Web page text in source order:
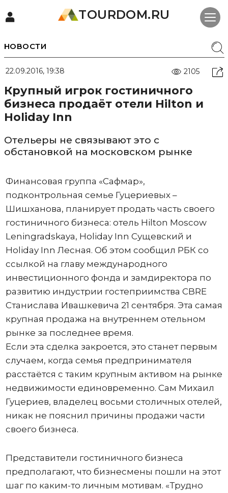
TOURDOM.RU
НОВОСТИ
22.09.2016, 19:38 2105
Крупный игрок гостиничного
бизнеса продаёт отели Hilton и
Holiday Inn
Отельеры не связывают это с
обстановкой на московском рынке
Финансовая группа «Сафмар»,
подконтрольная семье Гуцериевых –
Шишханова, планирует продать часть своего
гостиничного бизнеса: отель Hilton Moscow
Leningradskaya, Holiday Inn Сущевский и
Holiday Inn Лесная. Об этом сообщил РБК со
ссылкой на главу международного
инвестиционного фонда и замдиректора по
развитию индустрии гостеприимства CBRE
Станислава Ивашкевича 21 сентября. Эта самая
крупная продажа на внутреннем отельном
рынке за последнее время.
Если эта сделка закроется, это станет первым
случаем, когда семья предпринимателя
расстаётся с таким крупным активом на рынке
недвижимости единовременно. Сам Михаил
Гуцериев, владелец восьми столичных отелей,
никак не пояснил причины продажи части
своего бизнеса.
Представители гостиничного бизнеса
предполагают, что бизнесмены пошли на этот
шаг по каким-то личным мотивам. «Трудно